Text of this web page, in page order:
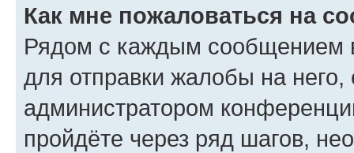
Как мне пожаловаться на
Рядом с каждым сообщением
для отправки жалобы на
администратором
пройдёте через ряд шагов,